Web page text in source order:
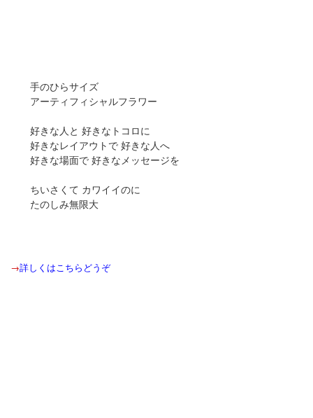
手のひらサイズ
アーティフィシャルフラワー
好きな人と 好きなトコロに
好きなレイアウトで 好きな人へ
好きな場面で 好きなメッセージを
ちいさくて カワイイのに
たのしみ無限大
→詳しくはこちらどうぞ